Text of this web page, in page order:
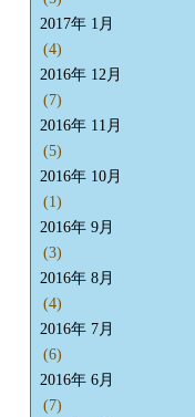
2017年 1月
(4)
2016年 12月
(7)
2016年 11月
(5)
2016年 10月
(1)
2016年 9月
(3)
2016年 8月
(4)
2016年 7月
(6)
2016年 6月
(7)